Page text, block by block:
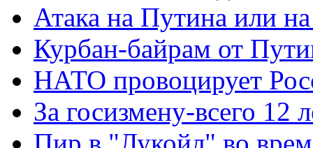
Атака на Путина или
Курбан-байрам от
НАТО провоцирует
За госизмену-всего 12